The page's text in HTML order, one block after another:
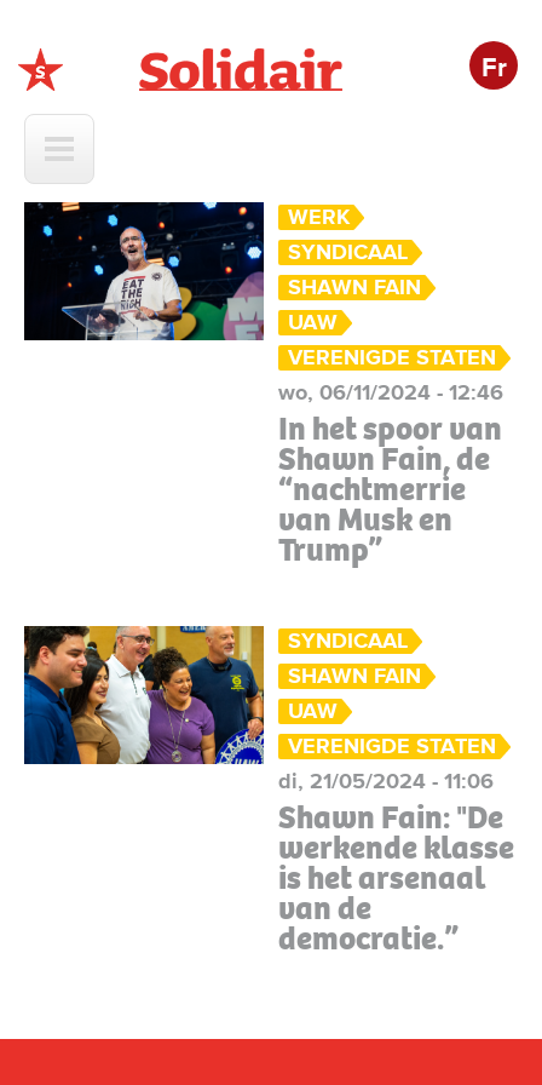
Fr
WERK
SYNDICAAL
SHAWN FAIN
UAW
VERENIGDE STATEN
wo, 06/11/2024 - 12:46
In het spoor van
Shawn Fain, de
“nachtmerrie
van Musk en
Trump”
SYNDICAAL
SHAWN FAIN
UAW
VERENIGDE STATEN
di, 21/05/2024 - 11:06
Shawn Fain: "De
werkende klasse
is het arsenaal
van de
democratie.”